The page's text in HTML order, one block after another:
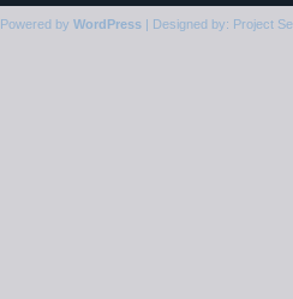
Powered by WordPress| Designed by: Project